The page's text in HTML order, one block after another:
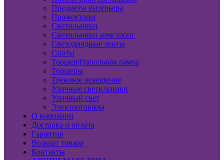
Предметы интерьера
Прожекторы
Светильники
Светильники армстронг
Светодиодные ленты
Споты
Торшер/Напольная лампа
Торшеры
Трековое освещение
Уличные светильники
Уличный свет
Электротовары
О компании
Доставка и оплата
Гарантия
Возврат товара
Контакты